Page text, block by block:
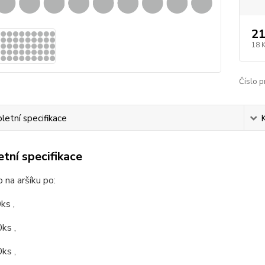
18
Číslo
specifikace
specifikace
na aršíku po:
,
,
,